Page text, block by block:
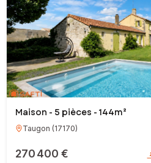
Maison - 5 pièces - 144m²
Taugon (17170)
270 400 €